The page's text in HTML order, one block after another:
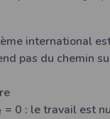
international
pas du chemin
= 0 : le travail est